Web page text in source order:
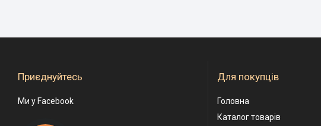
Приєднуйтесь
Ми у Facebook
Для покупців
Головна
Каталог товарів